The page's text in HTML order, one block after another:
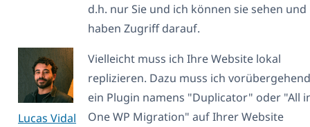
Lucas Vidal
d.h. nur Sie und ich können sie sehen und
haben Zugriff darauf.
Vielleicht muss ich Ihre Website lokal
replizieren. Dazu muss ich vorübergehend
ein Plugin namens "Duplicator" oder "All
One WP Migration" auf Ihrer Website